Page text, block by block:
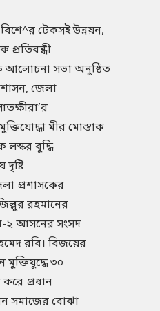
টেকসই উন্নয়ন,
প্রতিবন্ধী
আলোচনা সভা অনুষ্ঠিত
জেলা
মীর মোস্তাক
লস্কর বুদ্ধি
প্রশাসকের
রহমানের
২ আসনের সংসদ
রবি। বিজয়ের
৩০
প্রধান
সমাজের বোঝা